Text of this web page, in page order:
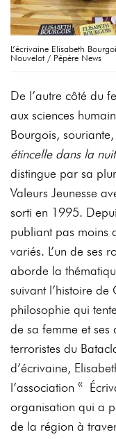
L’écrivaine Elisabeth
Nouvelot / Pépère News
De l’autre côté du
aux sciences
Bourgois,
étincelle dans la nuit
distingue par sa
Valeurs Jeunesse
sorti en 1995.
publiant pas moins
variés. L’un de ses
aborde la
suivant l’histoire
philosophie qui
de sa femme et ses
terroristes du
d’écrivaine,
l’association «
organisation qui a
de la région à